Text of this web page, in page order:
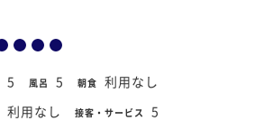
5 風呂 5 朝食 利用なし
利用なし 接客・サービス 5